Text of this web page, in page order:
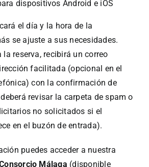
dispositivos Android e iOS
el día y la hora de la
se ajuste a sus necesidades.
la reserva, recibirá un correo
facilitada (opcional en el
con la confirmación de
revisar la carpeta de spam o
no solicitados si el
en el buzón de entrada).
puedes acceder a nuestra
Málaga (disponible